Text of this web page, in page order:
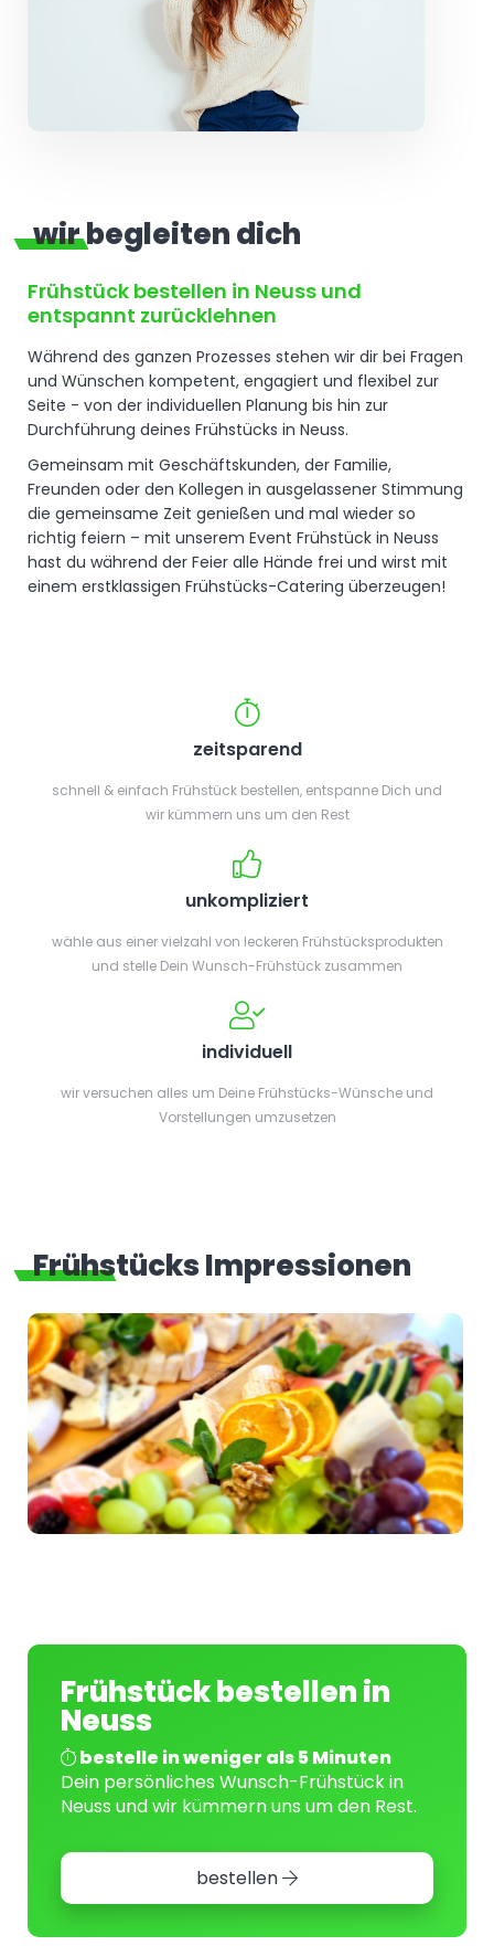
wir begleiten dich
Frühstück bestellen in Neuss und
entspannt zurücklehnen
Während des ganzen Prozesses stehen wir dir bei Fragen
und Wünschen kompetent, engagiert und flexibel zur
Seite - von der individuellen Planung bis hin zur
Durchführung deines Frühstücks in Neuss.
Gemeinsam mit Geschäftskunden, der Familie,
Freunden oder den Kollegen in ausgelassener Stimmung
die gemeinsame Zeit genießen und mal wieder so
richtig feiern – mit unserem Event Frühstück in Neuss
hast du während der Feier alle Hände frei und wirst mit
einem erstklassigen Frühstücks-Catering überzeugen!
zeitsparend
schnell & einfach Frühstück bestellen, entspanne Dich und
wir kümmern uns um den Rest
unkompliziert
wähle aus einer vielzahl von leckeren Frühstücksprodukten
und stelle Dein Wunsch-Frühstück zusammen
individuell
wir versuchen alles um Deine Frühstücks-Wünsche und
Vorstellungen umzusetzen
Frühstücks Impressionen
Frühstück bestellen in
Neuss
bestelle in weniger als 5 Minuten
Dein persönliches Wunsch-Frühstück in
Neuss und wir kümmern uns um den Rest.
bestellen